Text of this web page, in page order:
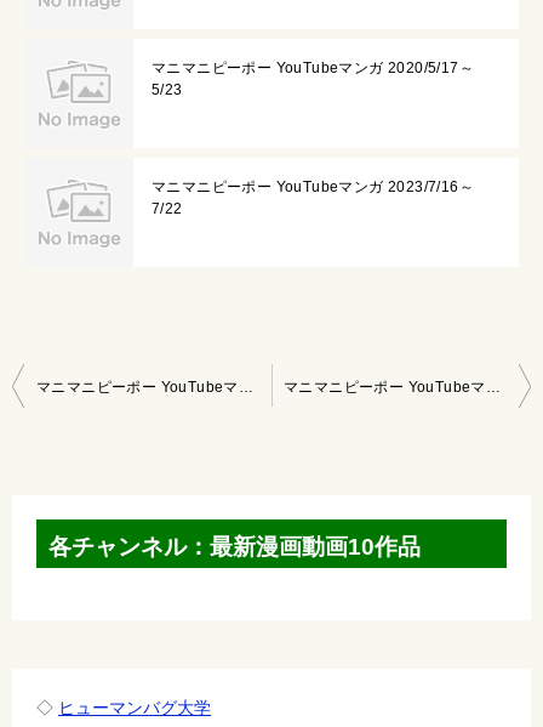
マニマニピーポー YouTubeマンガ 2020/5/17～
5/23
マニマニピーポー YouTubeマンガ 2023/7/16～
7/22
投
マニマニピーポー YouTubeマンガ 2022/5/8～5/14 マニマニピーポー YouTubeマンガ 2022/5/22～5/28
各チャンネル：最新漫画動画10作品
◇ ヒューマンバグ大学